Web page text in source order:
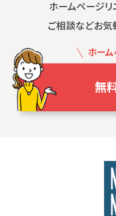
ホームページリ
ご相談などお気
ホー
無